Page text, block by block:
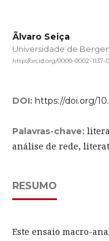
Ãlvaro Seiça
Universidade de Bergen
http://orcid.org/0000-0002-1137-
DOI: https://doi.org/
Palavras-chave:
análise de rede,
RESUMO
Este ensaio macro-